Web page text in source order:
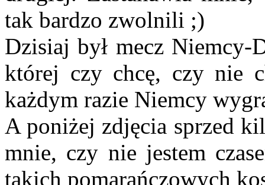
tak bardzo zwolnili ;)
Dzisiaj był mecz
której czy chcę, czy nie
każdym razie Niemcy
A poniżej zdjęcia sprzed
mnie, czy nie jestem
takich pomarańczowych